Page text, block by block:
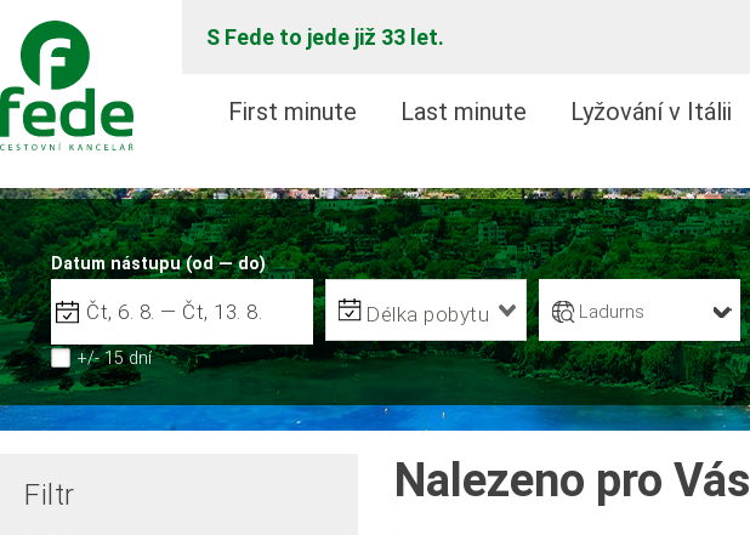
S Fede to jede již 33 let.
First minute Last minute Lyžování v Itálii
Datum nástupu (od — do)
+/- 15 dní
Délka pobytu Ladurns
Filtr Nalezeno pro Vás